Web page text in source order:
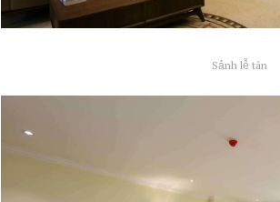
Sảnh lễ tân